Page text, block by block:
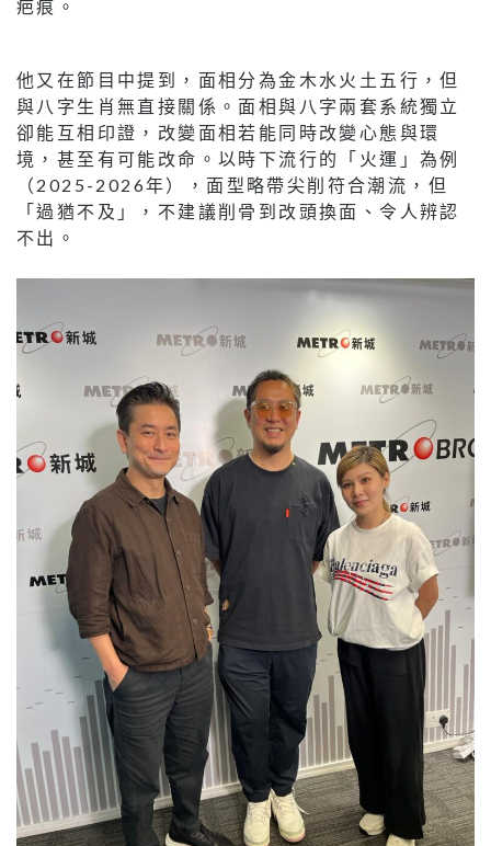
疤痕。
他又在節目中提到，面相分為金木水火土五行，但
與八字生肖無直接關係。面相與八字兩套系統獨立
卻能互相印證，改變面相若能同時改變心態與環
境，甚至有可能改命。以時下流行的「火運」為例
（2025-2026年），面型略帶尖削符合潮流，但
「過猶不及」，不建議削骨到改頭換面、令人辨認
不出。